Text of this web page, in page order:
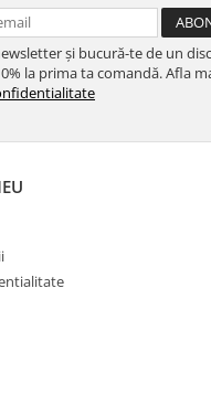
și bucură-te de un
la prima ta comandă. Afla